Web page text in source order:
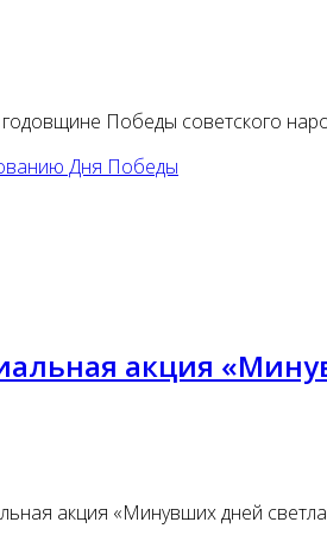
Победы советского
Дня Победы
акция
акция «Минувших дней